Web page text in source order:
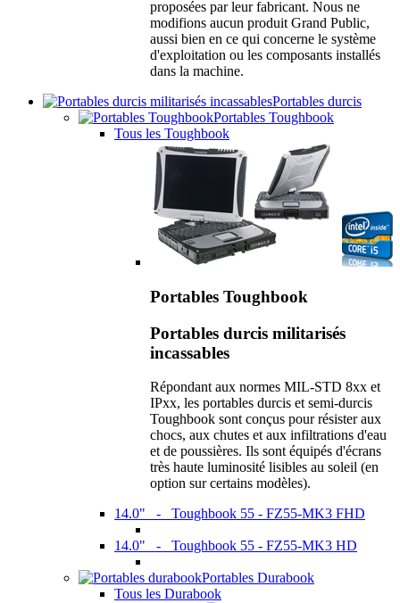
proposées par leur fabricant. Nous ne
modifions aucun produit Grand Public,
aussi bien en ce qui concerne le système
d'exploitation ou les composants installés
dans la machine.
Portables durcis
Portables Toughbook
Tous les Toughbook
Portables Toughbook
Portables durcis militarisés
incassables
Répondant aux normes MIL-STD 8xx et
IPxx, les portables durcis et semi-durcis
Toughbook sont conçus pour résister aux
chocs, aux chutes et aux infiltrations d'eau
et de poussières. Ils sont équipés d'écrans
très haute luminosité lisibles au soleil (en
option sur certains modèles).
14.0" - Toughbook 55 - FZ55-MK3 FHD
14.0" - Toughbook 55 - FZ55-MK3 HD
Portables Durabook
Tous les Durabook